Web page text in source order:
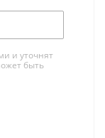
и уточнят
быть